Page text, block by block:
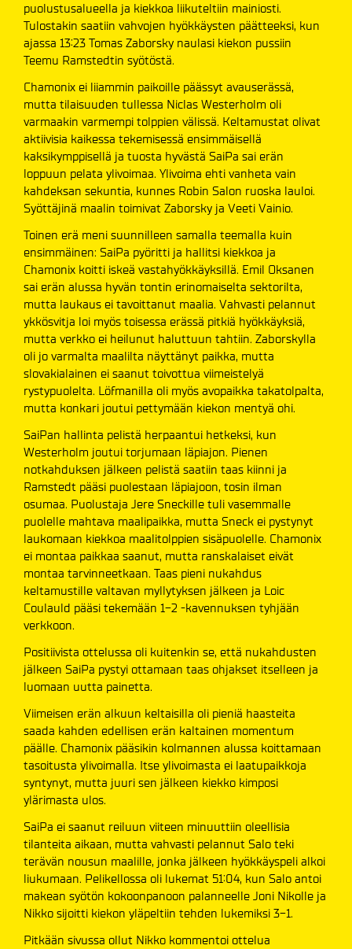
puolustusalueella ja kiekkoa liikuteltiin mainiosti.
Tulostakin saatiin vahvojen hyökkäysten päätteeksi, kun
ajassa 13:23 Tomas Zaborsky naulasi kiekon pussiin
Teemu Ramstedtin syötöstä.
Chamonix ei liiammin paikoille päässyt avauserässä,
mutta tilaisuuden tullessa Niclas Westerholm oli
varmaakin varmempi tolppien välissä. Keltamustat olivat
aktiivisia kaikessa tekemisessä ensimmäisellä
kaksikymppisellä ja tuosta hyvästä SaiPa sai erän
loppuun pelata ylivoimaa. Ylivoima ehti vanheta vain
kahdeksan sekuntia, kunnes Robin Salon ruoska lauloi.
Syöttäjinä maalin toimivat Zaborsky ja Veeti Vainio.
Toinen erä meni suunnilleen samalla teemalla kuin
ensimmäinen: SaiPa pyöritti ja hallitsi kiekkoa ja
Chamonix koitti iskeä vastahyökkäyksillä. Emil Oksanen
sai erän alussa hyvän tontin erinomaiselta sektorilta,
mutta laukaus ei tavoittanut maalia. Vahvasti pelannut
ykkösvitja loi myös toisessa erässä pitkiä hyökkäyksiä,
mutta verkko ei heilunut haluttuun tahtiin. Zaborskylla
oli jo varmalta maalilta näyttänyt paikka, mutta
slovakialainen ei saanut toivottua viimeistelyä
rystypuolelta. Löfmanilla oli myös avopaikka takatolpalta,
mutta konkari joutui pettymään kiekon mentyä ohi.
SaiPan hallinta pelistä herpaantui hetkeksi, kun
Westerholm joutui torjumaan läpiajon. Pienen
notkahduksen jälkeen pelistä saatiin taas kiinni ja
Ramstedt pääsi puolestaan läpiajoon, tosin ilman
osumaa. Puolustaja Jere Sneckille tuli vasemmalle
puolelle mahtava maalipaikka, mutta Sneck ei pystynyt
laukomaan kiekkoa maalitolppien sisäpuolelle. Chamonix
ei montaa paikkaa saanut, mutta ranskalaiset eivät
montaa tarvinneetkaan. Taas pieni nukahdus
keltamustille valtavan myllytyksen jälkeen ja Loic
Coulauld pääsi tekemään 1-2 -kavennuksen tyhjään
verkkoon.
Positiivista ottelussa oli kuitenkin se, että nukahdusten
jälkeen SaiPa pystyi ottamaan taas ohjakset itselleen ja
luomaan uutta painetta.
Viimeisen erän alkuun keltaisilla oli pieniä haasteita
saada kahden edellisen erän kaltainen momentum
päälle. Chamonix pääsikin kolmannen alussa koittamaan
tasoitusta ylivoimalla. Itse ylivoimasta ei laatupaikkoja
syntynyt, mutta juuri sen jälkeen kiekko kimposi
ylärimasta ulos.
SaiPa ei saanut reiluun viiteen minuuttiin oleellisia
tilanteita aikaan, mutta vahvasti pelannut Salo teki
terävän nousun maalille, jonka jälkeen hyökkäyspeli alkoi
liukumaan. Pelikellossa oli lukemat 51:04, kun Salo antoi
makean syötön kokoonpanoon palanneelle Joni Nikolle ja
Nikko sijoitti kiekon yläpeltiin tehden lukemiksi 3-1.
Pitkään sivussa ollut Nikko kommentoi ottelua